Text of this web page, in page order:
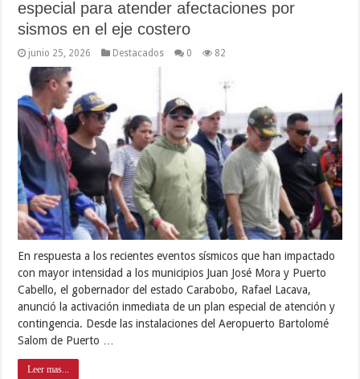
especial para atender afectaciones por
sismos en el eje costero
junio 25, 2026 Destacados 0 82
En respuesta a los recientes eventos sísmicos que han impactado
con mayor intensidad a los municipios Juan José Mora y Puerto
Cabello, el gobernador del estado Carabobo, Rafael Lacava,
anunció la activación inmediata de un plan especial de atención y
contingencia. Desde las instalaciones del Aeropuerto Bartolomé
Salom de Puerto …
Leer mas...